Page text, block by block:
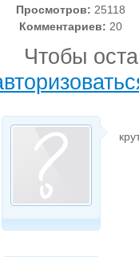
Просмотров: 25118
Комментариев: 20
Чтобы